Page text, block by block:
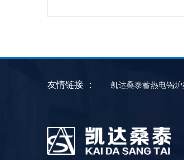
友情链接 ： 凯达桑泰蓄热电锅炉